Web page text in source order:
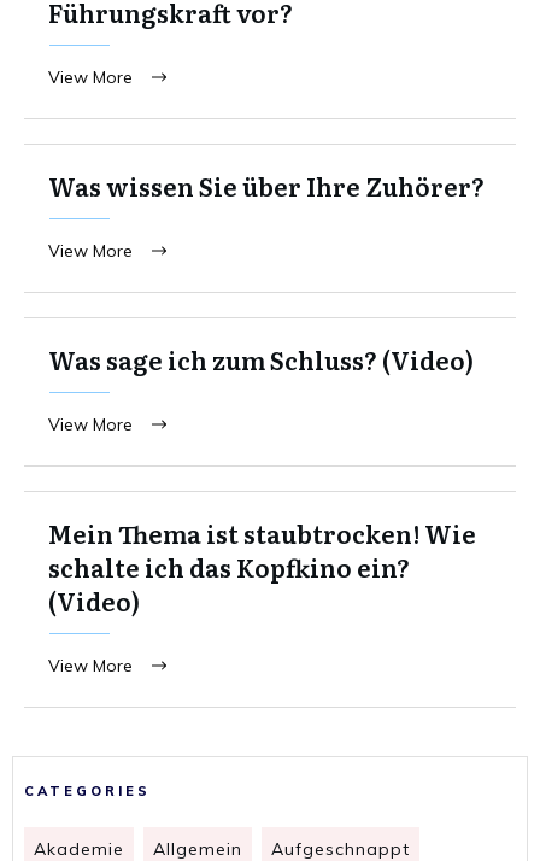
Führungskraft vor?
View More
Was wissen Sie über Ihre Zuhörer?
View More
Was sage ich zum Schluss? (Video)
View More
Mein Thema ist staubtrocken! Wie
schalte ich das Kopfkino ein?
(Video)
View More
CATEGORIES
Akademie Allgemein Aufgeschnappt